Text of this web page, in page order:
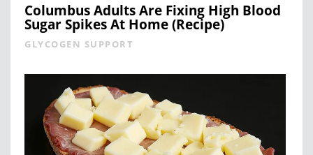
Columbus Adults Are Fixing High Blood
Sugar Spikes At Home (Recipe)
GLYCOGEN SUPPORT